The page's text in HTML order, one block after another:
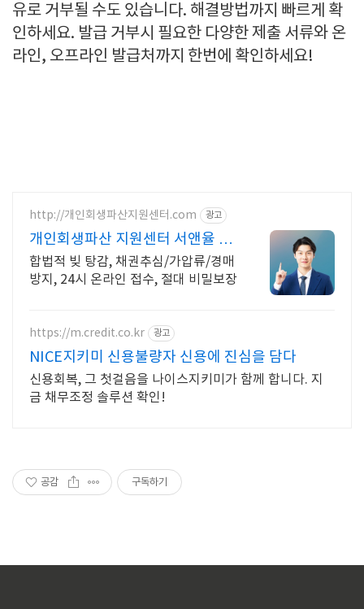
유로 거부될 수도 있습니다. 해결방법까지 빠르게 확
인하세요. 발급 거부시 필요한 다양한 제출 서류와 온
라인, 오프라인 발급처까지 한번에 확인하세요!
http://개인회생파산지원센터.com 광고
개인회생파산 지원센터 서앤율 빚
탕감 모든 부채 해결
합법적 빚 탕감, 채권추심/가압류/경매
방지, 24시 온라인 접수, 절대 비밀보장
https://m.credit.co.kr 광고
NICE지키미 신용불량자 신용에 진심을 담다
신용회복, 그 첫걸음을 나이스지키미가 함께 합니다. 지
금 채무조정 솔루션 확인!
공감 구독하기